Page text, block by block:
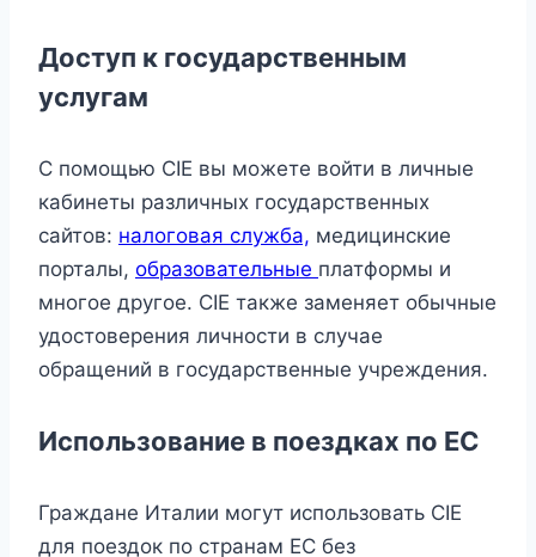
Доступ к государственным
услугам
С помощью CIE вы можете войти в личные
кабинеты различных государственных
сайтов: налоговая служба, медицинские
порталы, образовательные платформы и
многое другое. CIE также заменяет обычные
удостоверения личности в случае
обращений в государственные учреждения.
Использование в поездках по ЕС
Граждане Италии могут использовать CIE
для поездок по странам ЕС без